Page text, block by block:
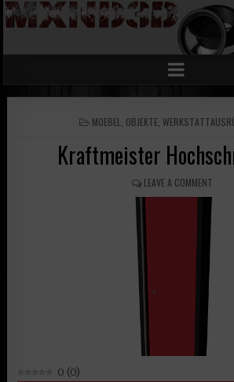
POSTED
MOEBEL OBJEKTE
Kraftmeister
LEAVE A COMMENT
0 (0)